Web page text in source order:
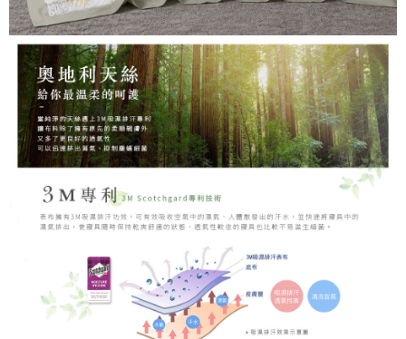
【注意事項】
１．透過由恩沛科技股份有限公司提供之「AFTEE先享後付」服務完成之交
易，需依本服務之必要範圍內提供個人資料，並將交易相關給付款項請求債
權轉讓予恩沛科技股份有限公司。
２．關於個人資料處理事宜，請瀏覽以下網址：
https://aftee.tw/terms/#terms3
３．未成年的使用者請事先徵得法定代理人或監護人之同意方可使用
「AFTEE先享後付」，若未經同意申辦者引起之損失，本公司不負相關責
任。
４．使用「AFTEE先享後付」時，將依據個別帳號之用戶狀況，依本公司即
時審查核予不同之上限額度；若仍有額度不足之情形，本公司將視審查結果
請求用戶進行身份認證。
５．嚴禁一人註冊多個帳號或使用他人資訊註冊。若發現惡意使用之情形，
恩沛科技股份有限公司將有權停止該用戶之使用額度並採取法律行動。
付款後7-11取貨
每筆NT$60，滿NT$999(含以上)免運費
新竹貨運
每筆NT$80，滿NT$999(含以上)免運費